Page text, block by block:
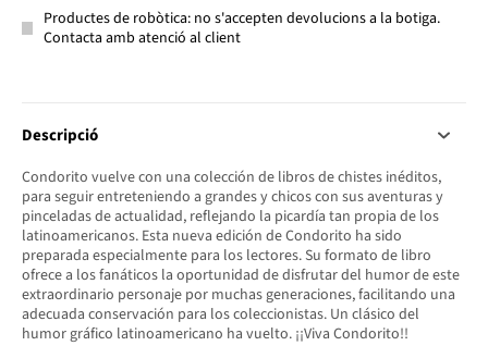
Productes de robòtica: no s'accepten devolucions a la botiga.
Contacta amb atenció al client
Descripció
Condorito vuelve con una colección de libros de chistes inéditos,
para seguir entreteniendo a grandes y chicos con sus aventuras y
pinceladas de actualidad, reflejando la picardía tan propia de los
latinoamericanos. Esta nueva edición de Condorito ha sido
preparada especialmente para los lectores. Su formato de libro
ofrece a los fanáticos la oportunidad de disfrutar del humor de este
extraordinario personaje por muchas generaciones, facilitando una
adecuada conservación para los coleccionistas. Un clásico del
humor gráfico latinoamericano ha vuelto. ¡¡Viva Condorito!!